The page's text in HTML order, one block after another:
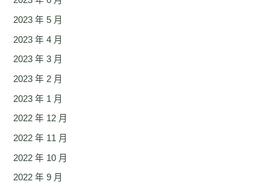
2023 年 5 月
2023 年 4 月
2023 年 3 月
2023 年 2 月
2023 年 1 月
2022 年 12 月
2022 年 11 月
2022 年 10 月
2022 年 9 月